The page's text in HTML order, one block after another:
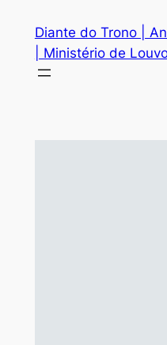
Diante do Trono |
| Ministério de